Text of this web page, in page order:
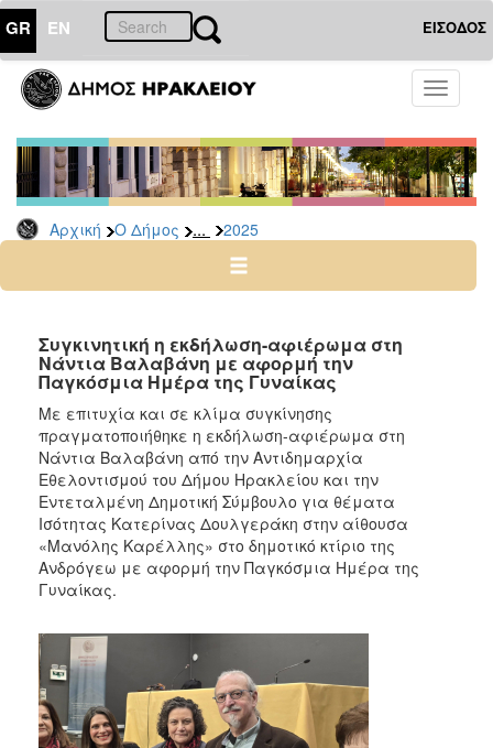
GR EN ΕΙΣΟΔΟΣ
Toggle
Αρχική Ο Δήμος ... 2025
ΔΗΜΟΣ
Δελτία
Τύπου
Αρχείο
2026
2024
2022
2021
2020
2019
2018
2017
2016
2015
2013
2012
2010
Συγκινητική η εκδήλωση-αφιέρωμα στη
Νάντια Βαλαβάνη με αφορμή την
Παγκόσμια Ημέρα της Γυναίκας
Με επιτυχία και σε κλίμα συγκίνησης
πραγματοποιήθηκε η εκδήλωση-αφιέρωμα στη
Νάντια Βαλαβάνη από την Αντιδημαρχία
Εθελοντισμού του Δήμου Ηρακλείου και την
Εντεταλμένη Δημοτική Σύμβουλο για θέματα
Ισότητας Κατερίνας Δουλγεράκη στην αίθουσα
«Μανόλης Καρέλλης» στο δημοτικό κτίριο της
Ανδρόγεω με αφορμή την Παγκόσμια Ημέρα της
Γυναίκας.